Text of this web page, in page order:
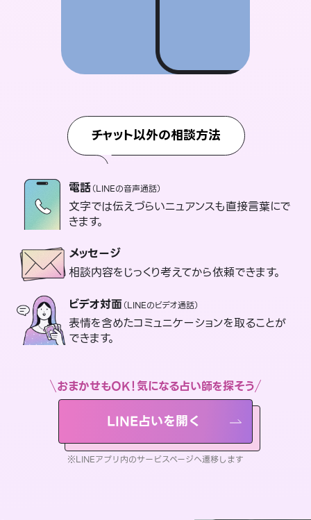
チャット以外の相談方法
電話（LINEの音声通話）
文字では伝えづらいニュアンスも直接言葉にで
きます。
メッセージ
相談内容をじっくり考えてから依頼できます。
ビデオ対面（LINEのビデオ通話）
表情を含めたコミュニケーションを取ることが
できます。
おまかせもOK！気になる占い師を探そう
LINE占いを開く
※LINEアプリ内のサービスページへ遷移します